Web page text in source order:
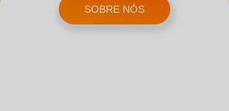
SOBRE NÓS